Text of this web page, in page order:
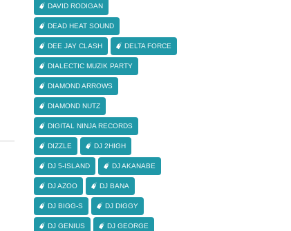
DAVID RODIGAN
DEAD HEAT SOUND
DEE JAY CLASH DELTA FORCE
DIALECTIC MUZIK PARTY
DIAMOND ARROWS
DIAMOND NUTZ
DIGITAL NINJA RECORDS
DIZZLE DJ 2HIGH
DJ 5-ISLAND DJ AKANABE
DJ AZOO DJ BANA
DJ BIGG-S DJ DIGGY
DJ GENIUS DJ GEORGE